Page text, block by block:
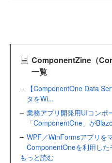
ComponentZine（
一覧
【ComponentOne Data
タをWi...
業務アプリ開発用UIコンポ
「ComponentOne」が
WPF／WinFormsアプリを
ComponentOneを利用した
もっと読む